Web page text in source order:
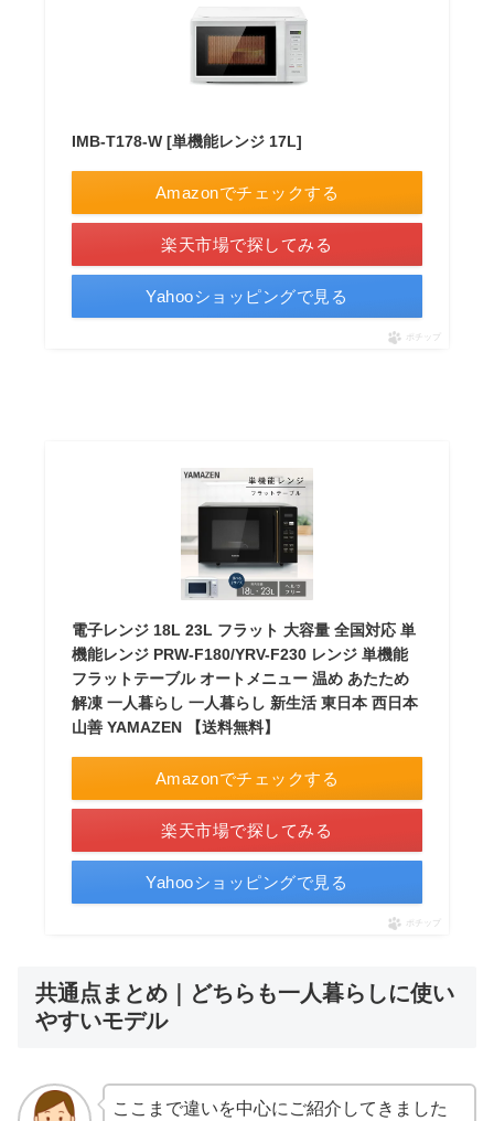
IMB-T178-W [単機能レンジ 17L]
Amazonでチェックする
楽天市場で探してみる
Yahooショッピングで見る
ポチップ
電子レンジ 18L 23L フラット 大容量 全国対応 単
機能レンジ PRW-F180/YRV-F230 レンジ 単機能
フラットテーブル オートメニュー 温め あたため
解凍 一人暮らし 一人暮らし 新生活 東日本 西日本
山善 YAMAZEN 【送料無料】
Amazonでチェックする
楽天市場で探してみる
Yahooショッピングで見る
ポチップ
共通点まとめ｜どちらも一人暮らしに使い
やすいモデル
ここまで違いを中心にご紹介してきました